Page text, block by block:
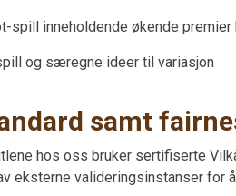
spill inneholdende økende
og særegne ideer til variasjon
samt
hos oss bruker sertifiserte
eksterne valideringsinstanser for